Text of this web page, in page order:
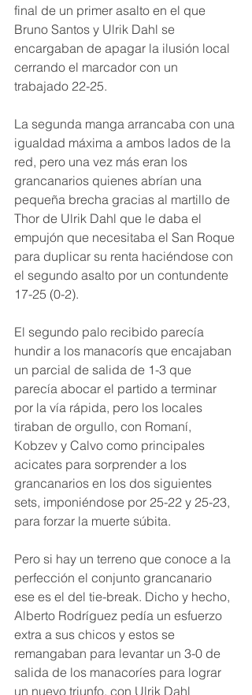
final de un primer asalto en el que
Bruno Santos y Ulrik Dahl se
encargaban de apagar la ilusión local
cerrando el marcador con un
trabajado 22-25.
La segunda manga arrancaba con una
igualdad máxima a ambos lados de la
red, pero una vez más eran los
grancanarios quienes abrían una
pequeña brecha gracias al martillo de
Thor de Ulrik Dahl que le daba el
empujón que necesitaba el San Roque
para duplicar su renta haciéndose con
el segundo asalto por un contundente
17-25 (0-2).
El segundo palo recibido parecía
hundir a los manacorís que encajaban
un parcial de salida de 1-3 que
parecía abocar el partido a terminar
por la vía rápida, pero los locales
tiraban de orgullo, con Romaní,
Kobzev y Calvo como principales
acicates para sorprender a los
grancanarios en los dos siguientes
sets, imponiéndose por 25-22 y 25-23,
para forzar la muerte súbita.
Pero si hay un terreno que conoce a la
perfección el conjunto grancanario
ese es el del tie-break. Dicho y hecho,
Alberto Rodríguez pedía un esfuerzo
extra a sus chicos y estos se
remangaban para levantar un 3-0 de
salida de los manacoríes para lograr
un nuevo triunfo, con Ulrik Dahl